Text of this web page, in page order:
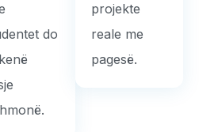
do
projekte
reale me
pagesë.